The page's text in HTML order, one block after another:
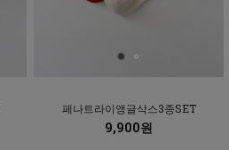
페나트라이앵글삭스3종SET
9,900원